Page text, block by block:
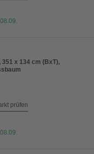
x 134 cm (BxT),
prüfen